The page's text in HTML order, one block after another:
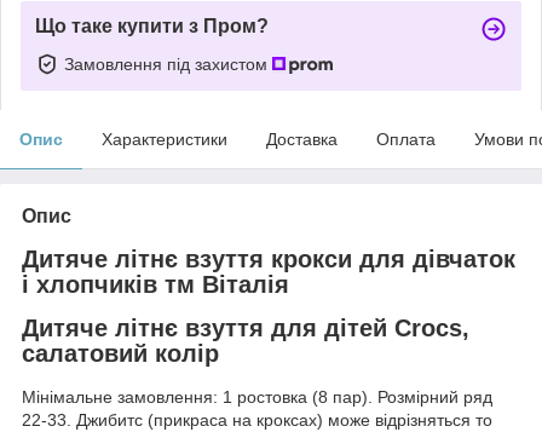
Що таке купити з Пром?
Замовлення під захистом
Опис Характеристики Доставка Оплата Умови
Опис
Дитяче літнє взуття крокси для дівчаток
і хлопчиків тм Віталія
Дитяче літнє взуття для дітей Crocs,
салатовий колір
Мінімальне замовлення: 1 ростовка (8 пар). Розмірний ряд
22-33. Джибитс (прикраса на кроксах) може відрізняться то